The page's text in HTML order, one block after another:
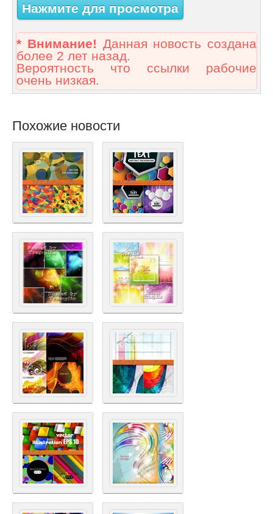
Нажмите для просмотра
* Внимание! Данная новость создана
более 2 лет назад.
Вероятность что ссылки рабочие
очень низкая.
Похожие новости